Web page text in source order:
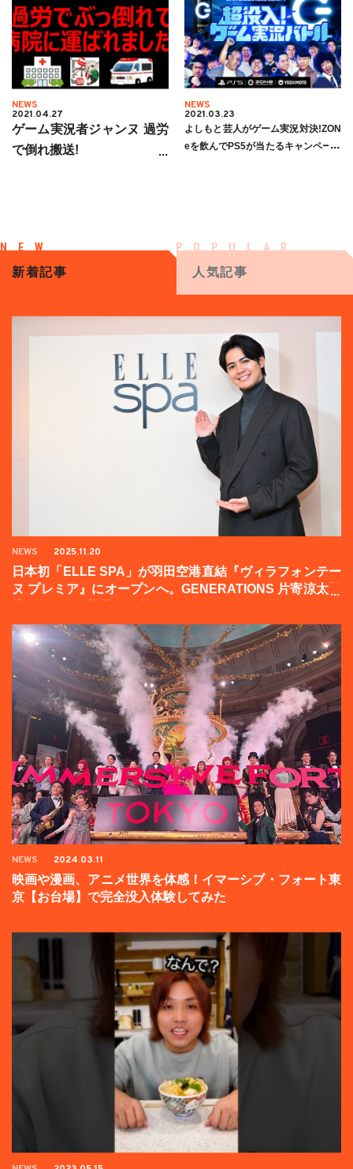
NEWS
2021.04.27
ゲーム実況者ジャンヌ 過労
で倒れ搬送!
NEWS
2021.03.23
よしもと芸人がゲーム実況対決!ZON
eを飲んでPS5が当たるキャンペーン
新着記事 人気記事
NEWS 2025.11.20
日本初「ELLE SPA」が羽田空港直結『ヴィラフォンテー
ヌ プレミア』にオープンへ。GENERATIONS 片寄涼太登
NEWS 2024.03.11
映画や漫画、アニメ世界を体感！イマーシブ・フォート東
京【お台場】で完全没入体験してみた